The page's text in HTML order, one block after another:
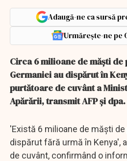
Adaugă-ne ca sursă
Urmărește-ne pe
Circa 6 milioane de măşti
Germaniei au dispărut în
purtătoare de cuvânt a
Apărării, transmit AFP şi dpa.
'Există 6 milioane de măşti
dispărut fără urmă în Kenya',
de cuvânt, confirmând o